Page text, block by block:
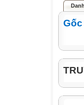
Gốc